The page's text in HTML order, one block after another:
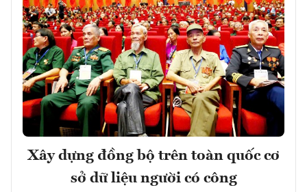
Xây dựng đồng bộ trên toàn quốc cơ
sở dữ liệu người có công